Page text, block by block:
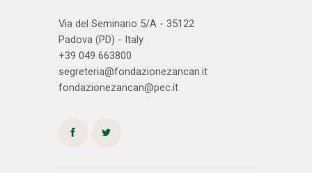
Via del Seminario 5/A - 35122
Padova (PD) - Italy
+39 049 663800
segreteria@fondazionezancan.it
fondazionezancan@pec.it